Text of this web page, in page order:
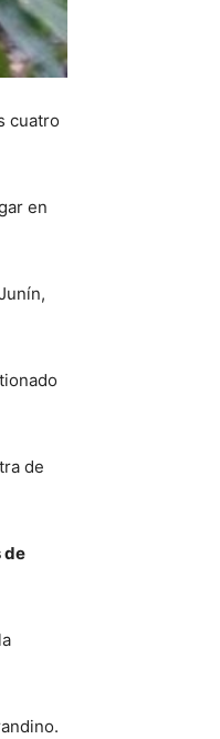
cuatro
en
de
de